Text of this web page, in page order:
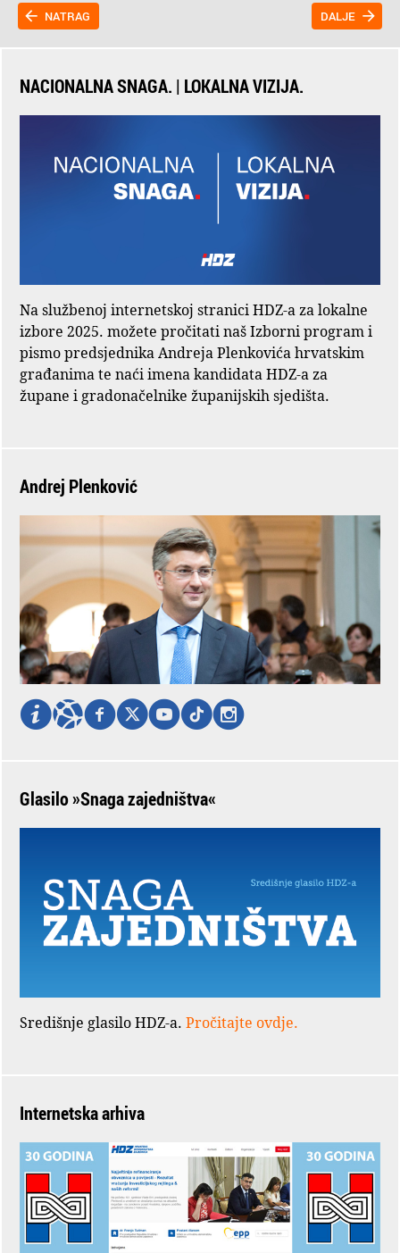
NATRAG DALJE
NACIONALNA SNAGA. | LOKALNA VIZIJA.
Na službenoj internetskoj stranici HDZ-a za lokalne
izbore 2025. možete pročitati naš Izborni program i
pismo predsjednika Andreja Plenkovića hrvatskim
građanima te naći imena kandidata HDZ-a za
župane i gradonačelnike županijskih sjedišta.
Andrej Plenković
Glasilo »Snaga zajedništva«
Središnje glasilo HDZ-a. Pročitajte ovdje.
Internetska arhiva